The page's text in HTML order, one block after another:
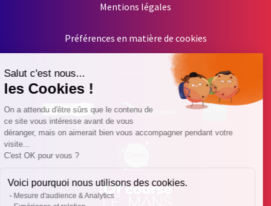
Mentions légales
Préférences en matière de cookies
Salut c'est nous...
les Cookies !
On a attendu d'être sûrs que le contenu de
ce site vous intéresse avant de vous
déranger, mais on aimerait bien vous accompagner pendant votre
visite...
C'est OK pour vous ?
Voici pourquoi nous utilisons des cookies.
Mesure d'audience & Analytics